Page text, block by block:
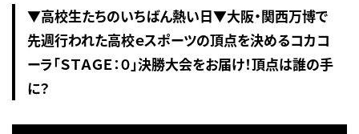
▼高校生たちのいちばん熱い日▼大阪・関西万博で
先週行われた高校ｅスポーツの頂点を決めるコカコ
ーラ「ＳＴＡＧＥ：０」決勝大会をお届け！頂点は誰の手
に？